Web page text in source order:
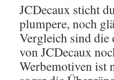
JCDecaux sticht
plumpere, noch
Vergleich sind
von JCDecaux
Werbemotiven ist